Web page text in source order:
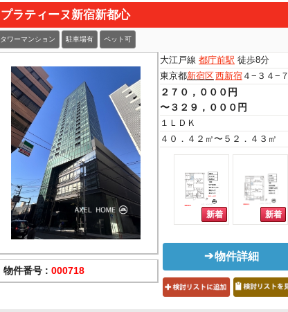
プラティーヌ新宿新都心
タワーマンション 駐車場有 ペット可
物件番号 : 000718
大江戸線 都庁前駅 徒歩8分
東京都新宿区西新宿 ４−３４−７
２７０，０００円
〜３２９，０００円
１ＬＤＫ
４０．４２㎡〜５２．４３㎡
物件詳細